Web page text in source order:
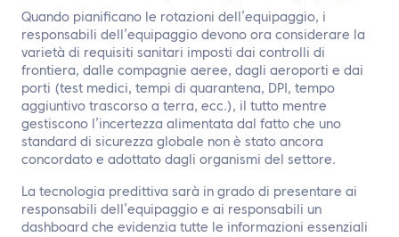
Quando pianificano le rotazioni dell’equipaggio, i
responsabili dell’equipaggio devono ora considerare la
varietà di requisiti sanitari imposti dai controlli di
frontiera, dalle compagnie aeree, dagli aeroporti e dai
porti (test medici, tempi di quarantena, DPI, tempo
aggiuntivo trascorso a terra, ecc.), il tutto mentre
gestiscono l’incertezza alimentata dal fatto che uno
standard di sicurezza globale non è stato ancora
concordato e adottato dagli organismi del settore.
La tecnologia predittiva sarà in grado di presentare ai
responsabili dell’equipaggio e ai responsabili un
dashboard che evidenzia tutte le informazioni essenziali